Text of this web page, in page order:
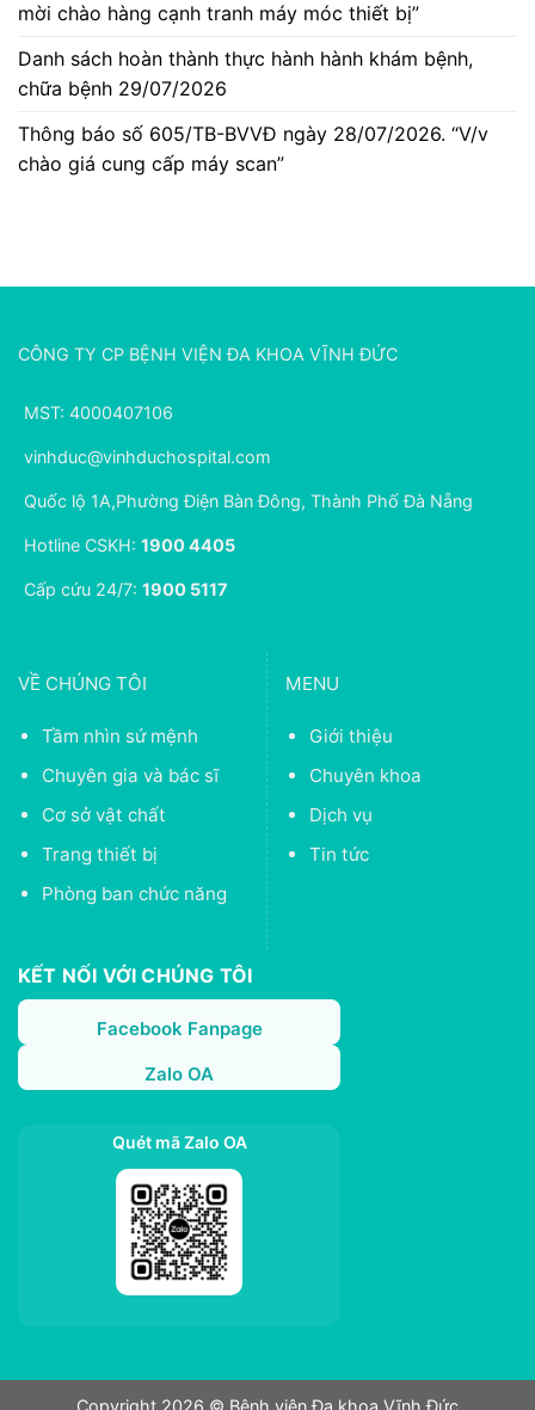
mời chào hàng cạnh tranh máy móc thiết bị”
Danh sách hoàn thành thực hành hành khám bệnh,
chữa bệnh 29/07/2026
Thông báo số 605/TB-BVVĐ ngày 28/07/2026. “V/v
chào giá cung cấp máy scan”
CÔNG TY CP BỆNH VIỆN ĐA KHOA VĨNH ĐỨC
MST: 4000407106
vinhduc@vinhduchospital.com
Quốc lộ 1A,Phường Điện Bàn Đông, Thành Phố Đà Nẵng
Hotline CSKH: 1900 4405
Cấp cứu 24/7: 1900 5117
VỀ CHÚNG TÔI
Tầm nhìn sứ mệnh
Chuyên gia và bác sĩ
Cơ sở vật chất
Trang thiết bị
Phòng ban chức năng
MENU
Giới thiệu
Chuyên khoa
Dịch vụ
Tin tức
KẾT NỐI VỚI CHÚNG TÔI
Facebook Fanpage
Zalo OA
Quét mã Zalo OA
Copyright 2026 © Bệnh viện Đa khoa Vĩnh Đức